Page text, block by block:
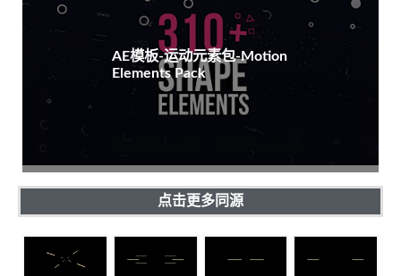
AE模板-运动元素包-Motion
Elements Pack
点击更多同源